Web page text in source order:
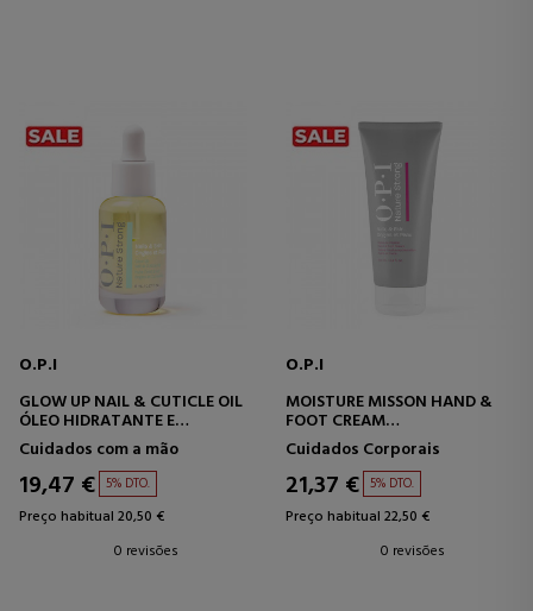
O.P.I
GLOW UP NAIL & CUTICLE OIL
ÓLEO HIDRATANTE E
REPARADOR
Cuidados com a mão
19,47 € 5% DTO.
Preço habitual 20,50 €
0 revisões
O.P.I
MOISTURE MISSON HAND &
FOOT CREAM
CREME HIDRATANTE RICO
PARA PÉS E MÃOS.
Cuidados Corporais
21,37 € 5% DTO.
Preço habitual 22,50 €
0 revisões